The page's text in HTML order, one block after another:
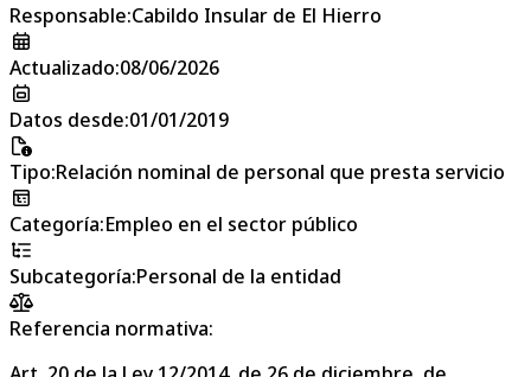
Responsable:Cabildo Insular de El Hierro
Actualizado:08/06/2026
Datos desde:01/01/2019
Tipo:Relación nominal de personal que presta servicio
Categoría:Empleo en el sector público
Subcategoría:Personal de la entidad
Referencia normativa: